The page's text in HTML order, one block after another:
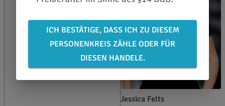
Jessica Felts
ICH BESTÄTIGE, DASS ICH ZU DIESEM
PERSONENKREIS ZÄHLE ODER FÜR
DIESEN HANDELE.